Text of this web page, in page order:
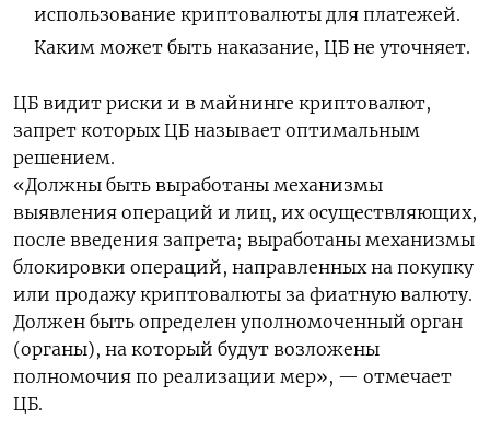
использование криптовалюты для платежей.
Каким может быть наказание, ЦБ не уточняет.
ЦБ видит риски и в майнинге криптовалют,
запрет которых ЦБ называет оптимальным
решением.
«Должны быть выработаны механизмы
выявления операций и лиц, их осуществляющих,
после введения запрета; выработаны механизмы
блокировки операций, направленных на покупку
или продажу криптовалюты за фиатную валюту.
Должен быть определен уполномоченный орган
(органы), на который будут возложены
полномочия по реализации мер», — отмечает
ЦБ.